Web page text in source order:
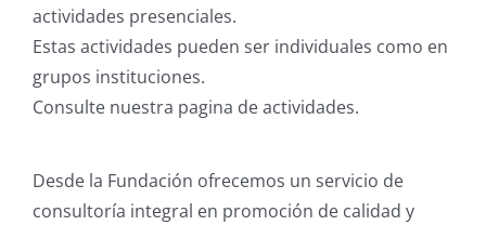
actividades presenciales.
Estas actividades pueden ser individuales como en
grupos instituciones.
Consulte nuestra pagina de actividades.
Desde la Fundación ofrecemos un servicio de
consultoría integral en promoción de calidad y